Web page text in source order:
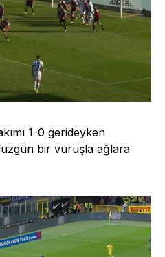
1-0 gerideyken
bir vuruşla ağlara